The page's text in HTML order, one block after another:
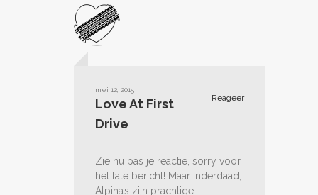
mei 12, 2015
Reageer
Love At First
Drive
Zie nu pas je reactie, sorry voor
het late bericht! Maar inderdaad,
Alpina’s zijn prachtige